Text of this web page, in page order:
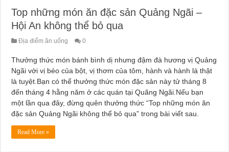
Top những món ăn đặc sản Quảng Ngãi –
Hội An không thể bỏ qua
Địa điểm ăn uống 0
Thưởng thức món bánh bình dị nhưng đậm đà hương vị Quảng
Ngãi với vị béo của bột, vị thơm của tôm, hành và hành lá thật
là tuyệt.Bạn có thể thưởng thức món đặc sản này tử tháng 8
đến tháng 4 hằng năm ở các quán tại Quãng Ngãi.Nếu bạn
một lần qua đây, đừng quên thưởng thức “Top những món ăn
đặc sản Quảng Ngãi không thể bỏ qua” trong bài viết sau.
Read More »